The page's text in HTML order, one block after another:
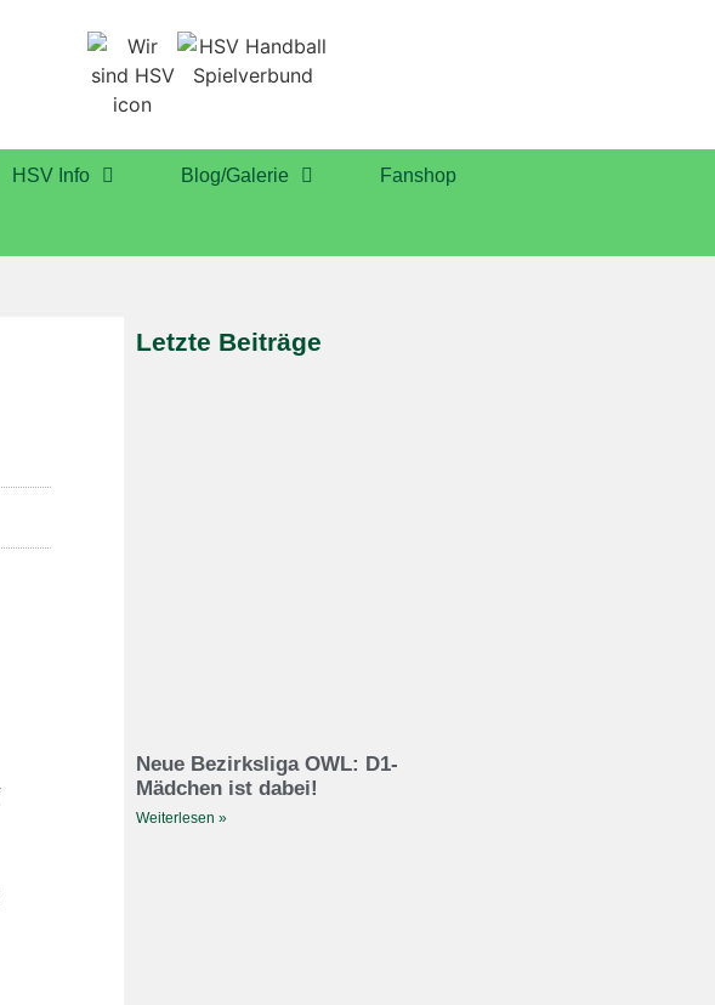
HSV Info Blog/Galerie Fanshop
Letzte Beiträge
Neue Bezirksliga OWL: D1-
Mädchen ist dabei!
Weiterlesen »